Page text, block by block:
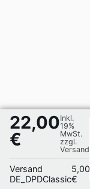
22,00
€
Inkl.
19%
MwSt.
zzgl.
Versand
Versand
DE_DPDClassic
5,00
€